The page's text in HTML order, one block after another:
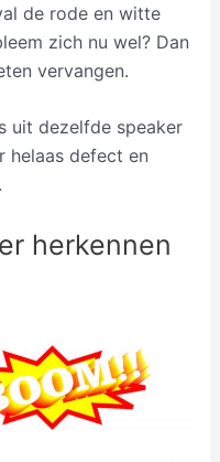
de rode en witte
zich nu wel? Dan
vervangen.
uit dezelfde speaker
helaas defect en
herkennen